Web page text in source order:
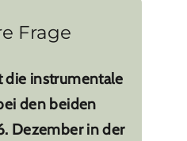
Frage
die instrumentale
den beiden
Dezember in der